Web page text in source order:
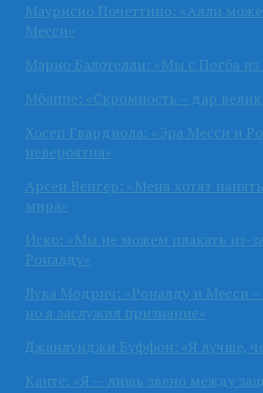
Маурисио Почеттино: «Алли
Месси»
Марио Балотелли: «Мы с Погба из
Мбаппе: «Скромность – дар
Хосеп Гвардиола: «Эра Месси и
невероятна»
Арсен Венгер: «Меня хотят
мира»
Иско: «Мы не можем плакать из-
Роналду»
Лука Модрич: «Роналду и Месси –
но я заслужил признание»
Джанлуиджи Буффон: «Я лучше,
Канте: «Я — лишь звено между